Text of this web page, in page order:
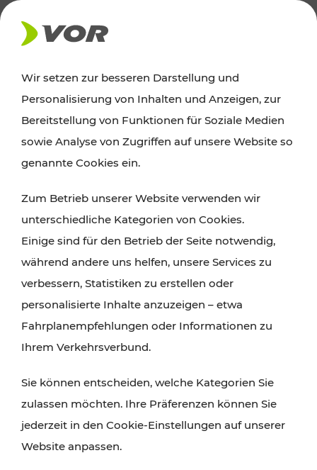
AKTUELLES
News
Alle wichtigen Meldungen zu Fahrplanänderungen,
finden Sie hier im Überblick.
Wir setzen zur besseren Darstellung und
Personalisierung von Inhalten und Anzeigen, zur
Bereitstellung von Funktionen für Soziale Medien
sowie Analyse von Zugriffen auf unsere Website so
genannte Cookies ein.
Zum Betrieb unserer Website verwenden wir
unterschiedliche Kategorien von Cookies.
Einige sind für den Betrieb der Seite notwendig,
während andere uns helfen, unsere Services zu
verbessern, Statistiken zu erstellen oder
personalisierte Inhalte anzuzeigen – etwa
Fahrplanempfehlungen oder Informationen zu
Ihrem Verkehrsverbund.
Sie können entscheiden, welche Kategorien Sie
zulassen möchten. Ihre Präferenzen können Sie
jederzeit in den Cookie-Einstellungen auf unserer
Website anpassen.